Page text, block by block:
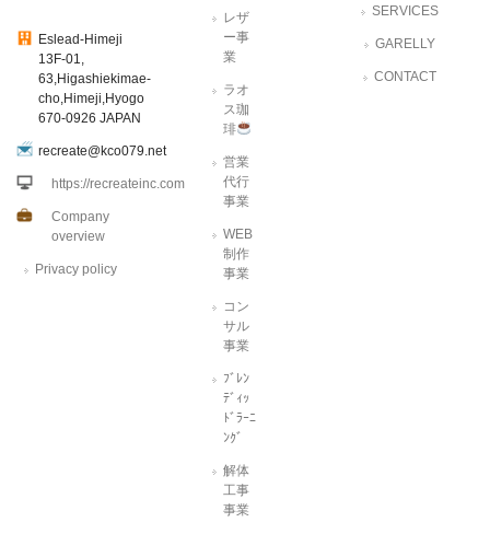
Eslead-Himeji
13F-01,
63,Higashiekimae-
cho,Himeji,Hyogo
670-0926 JAPAN
recreate@kco079.net
https://recreateinc.com
Company
overview
Privacy policy
レザ
ー事
業
ラオ
ス珈
琲
営業
代行
事業
WEB
制作
事業
コン
サル
事業
ﾌﾞﾚﾝ
ﾃﾞｨｯ
ﾄﾞﾗｰﾆ
ﾝｸﾞ
解体
工事
事業
SERVICES
GARELLY
CONTACT